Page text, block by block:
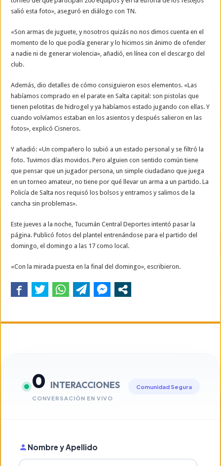
salió esta foto», aseguró en diálogo con TN.
«Son armas de juguete, y nosotros quizás no nos dimos cuenta en el
momento de lo que podía generar y lo hicimos sin ánimo de ofender
a nadie ni de generar violencia», añadió, en línea con el descargo del
club.
Además, dio detalles de cómo consiguieron esos elementos. «Las
habíamos comprado en el parate en Salta capital: son pistolas que
tienen pelotitas de hidrogel y ya habíamos estado jugando con ellas. Y
cuando volvíamos estaban en los asientos y después salieron en las
fotos», explicó Cisneros.
Y añadió: «Un compañero lo subió a un estado personal y se filtró la
foto. Tuvimos días movidos. Pero alguien con sentido común tiene
que pensar que un jugador persona, un simple ciudadano que juega
en un torneo amateur, no tiene por qué llevar un arma a un partido. La
Policía de Salta nos requisó los bolsos y entramos y salimos de la
cancha sin problemas».
Este jueves a la noche, Tucumán Central Deportes intentó pasar la
página. Publicó fotos del plantel entrenándose para el partido del
domingo, el domingo a las 17 como local.
«Con la mirada puesta en la final del domingo», escribieron.
0 INTERACCIONES
CONVERSACIÓN EN VIVO
Comunidad Segura
Nombre y Apellido